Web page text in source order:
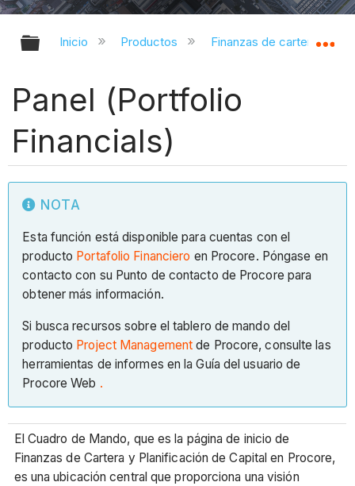
Expandir/contraer jerarquía global
Inicio Productos Finanzas de cartera y
Panel (Portfolio
Financials)
NOTA
Esta función está disponible para cuentas con el
producto Portafolio Financiero en Procore. Póngase en
contacto con su Punto de contacto de Procore para
obtener más información.
Si busca recursos sobre el tablero de mando del
producto Project Management de Procore, consulte las
herramientas de informes en la Guía del usuario de
Procore Web .
El Cuadro de Mando, que es la página de inicio de
Finanzas de Cartera y Planificación de Capital en Procore,
es una ubicación central que proporciona una visión